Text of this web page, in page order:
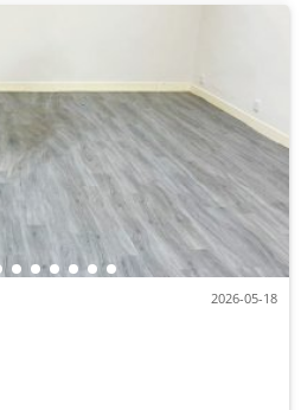
2026-05-18